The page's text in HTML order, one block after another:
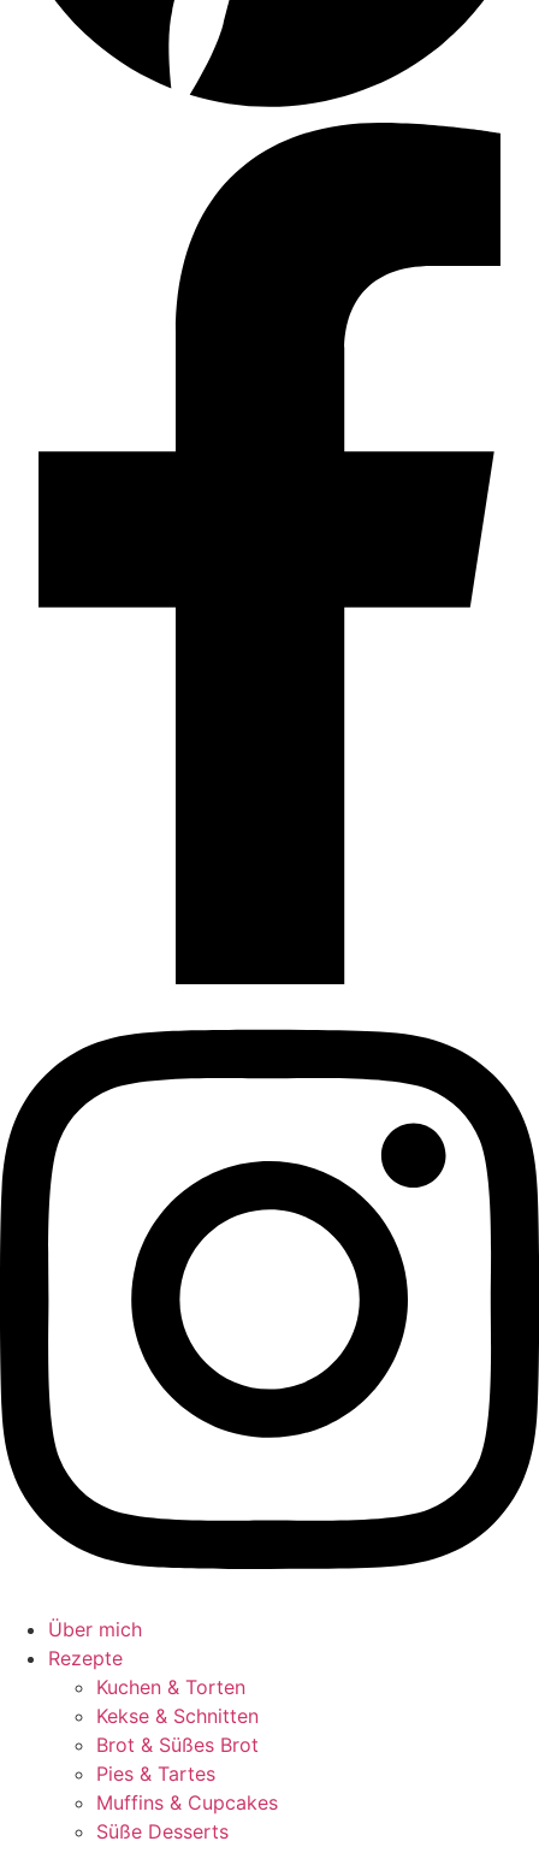
Über mich
Rezepte
Kuchen & Torten
Kekse & Schnitten
Brot & Süßes Brot
Pies & Tartes
Muffins & Cupcakes
Süße Desserts